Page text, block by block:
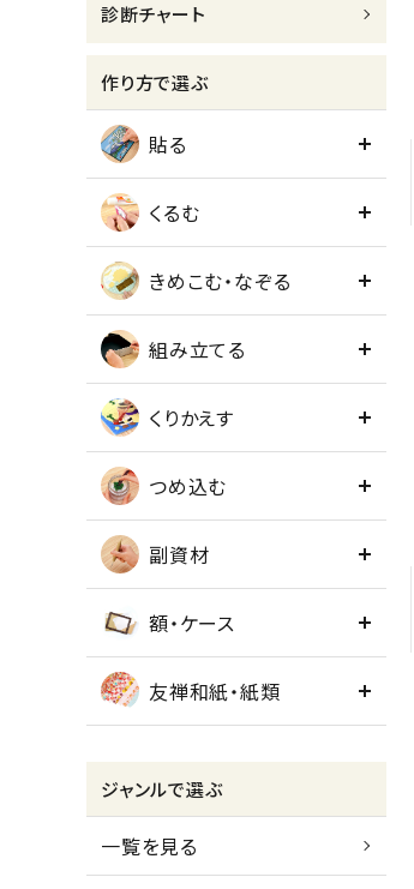
ログイン person
診断チャート
作り方で選ぶ
貼る
くるむ
きめこむ・なぞる
組み立てる
くりかえす
つめ込む
副資材
額・ケース
友禅和紙・紙類
ジャンルで選ぶ
一覧を見る